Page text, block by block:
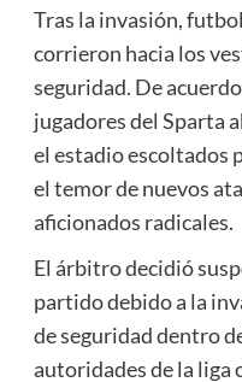
Tras la invasión,
corrieron hacia los
seguridad. De
jugadores del Sparta
el estadio escoltados
el temor de nuevos
aficionados radicales.
El árbitro decidió
partido debido a la
de seguridad dentro
autoridades de la liga